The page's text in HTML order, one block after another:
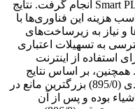
استفاده از نرم‌افزارهای SPSS26 و Smart PLS3 انجام گرفت. نتایج
هزینه این فناوری‌ها با
و نیاز به زیرساخت‌های
به تسهیلات اعتباری
استفاده از اینترنت
بر اساس نتایج
تحلیل عاملی تأییدی، چالش‌های اقتصادی (895/0) بزرگترین مانع در
بوده و پس از آن